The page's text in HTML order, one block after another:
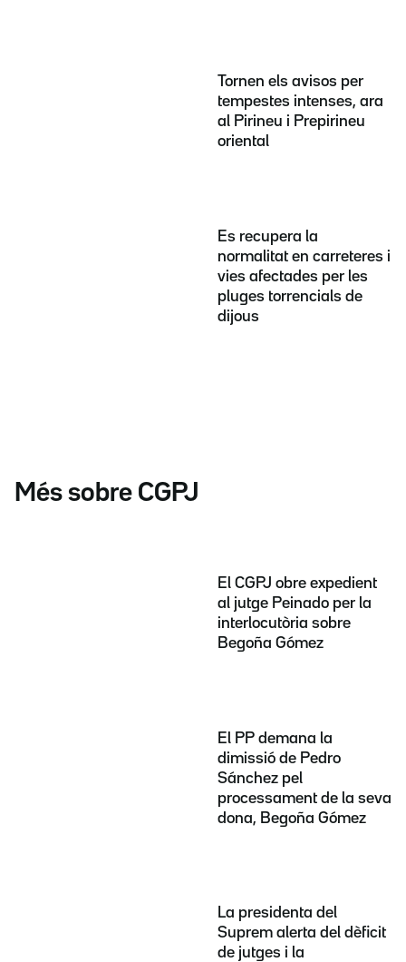
Tornen els avisos per
tempestes intenses, ara
al Pirineu i Prepirineu
oriental
Es recupera la
normalitat en carreteres i
vies afectades per les
pluges torrencials de
dijous
Més sobre CGPJ
El CGPJ obre expedient
al jutge Peinado per la
interlocutòria sobre
Begoña Gómez
El PP demana la
dimissió de Pedro
Sánchez pel
processament de la seva
dona, Begoña Gómez
La presidenta del
Suprem alerta del dèficit
de jutges i la